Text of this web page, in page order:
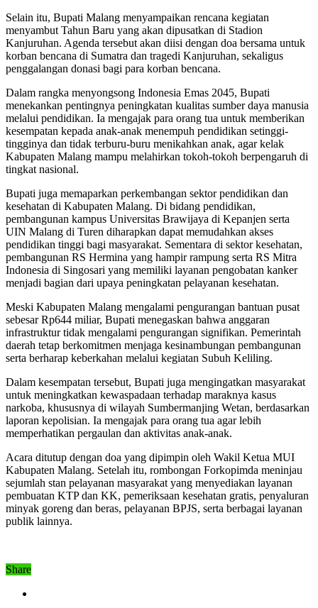
Selain itu, Bupati Malang menyampaikan rencana kegiatan
menyambut Tahun Baru yang akan dipusatkan di Stadion
Kanjuruhan. Agenda tersebut akan diisi dengan doa bersama untuk
korban bencana di Sumatra dan tragedi Kanjuruhan, sekaligus
penggalangan donasi bagi para korban bencana.
Dalam rangka menyongsong Indonesia Emas 2045, Bupati
menekankan pentingnya peningkatan kualitas sumber daya manusia
melalui pendidikan. Ia mengajak para orang tua untuk memberikan
kesempatan kepada anak-anak menempuh pendidikan setinggi-
tingginya dan tidak terburu-buru menikahkan anak, agar kelak
Kabupaten Malang mampu melahirkan tokoh-tokoh berpengaruh di
tingkat nasional.
Bupati juga memaparkan perkembangan sektor pendidikan dan
kesehatan di Kabupaten Malang. Di bidang pendidikan,
pembangunan kampus Universitas Brawijaya di Kepanjen serta
UIN Malang di Turen diharapkan dapat memudahkan akses
pendidikan tinggi bagi masyarakat. Sementara di sektor kesehatan,
pembangunan RS Hermina yang hampir rampung serta RS Mitra
Indonesia di Singosari yang memiliki layanan pengobatan kanker
menjadi bagian dari upaya peningkatan pelayanan kesehatan.
Meski Kabupaten Malang mengalami pengurangan bantuan pusat
sebesar Rp644 miliar, Bupati menegaskan bahwa anggaran
infrastruktur tidak mengalami pengurangan signifikan. Pemerintah
daerah tetap berkomitmen menjaga kesinambungan pembangunan
serta berharap keberkahan melalui kegiatan Subuh Keliling.
Dalam kesempatan tersebut, Bupati juga mengingatkan masyarakat
untuk meningkatkan kewaspadaan terhadap maraknya kasus
narkoba, khususnya di wilayah Sumbermanjing Wetan, berdasarkan
laporan kepolisian. Ia mengajak para orang tua agar lebih
memperhatikan pergaulan dan aktivitas anak-anak.
Acara ditutup dengan doa yang dipimpin oleh Wakil Ketua MUI
Kabupaten Malang. Setelah itu, rombongan Forkopimda meninjau
sejumlah stan pelayanan masyarakat yang menyediakan layanan
pembuatan KTP dan KK, pemeriksaan kesehatan gratis, penyaluran
minyak goreng dan beras, pelayanan BPJS, serta berbagai layanan
publik lainnya.
Share